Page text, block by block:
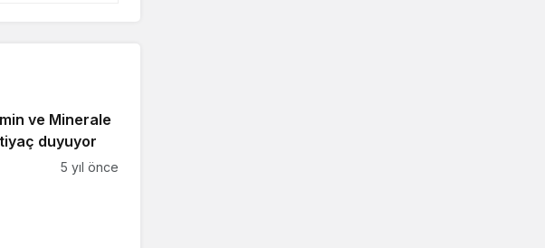
ve Minerale
duyuyor
5 yıl önce